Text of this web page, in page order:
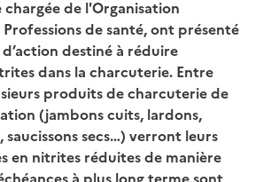
de l'Organisation
de santé, ont présenté
destiné à réduire
dans la charcuterie. Entre
produits de charcuterie de
(jambons cuits, lardons,
saucissons secs…) verront leurs
en nitrites réduites de manière